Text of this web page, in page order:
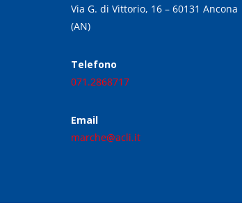
Via G. di Vittorio, 16 – 60131 Ancona
(AN)
Telefono
071.2868717
Email
marche@acli.it